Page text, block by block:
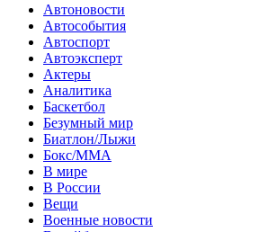
Автоновости
Автособытия
Автоспорт
Автоэксперт
Актеры
Аналитика
Баскетбол
Безумный мир
Биатлон/Лыжи
Бокс/MMA
В мире
В России
Вещи
Военные новости